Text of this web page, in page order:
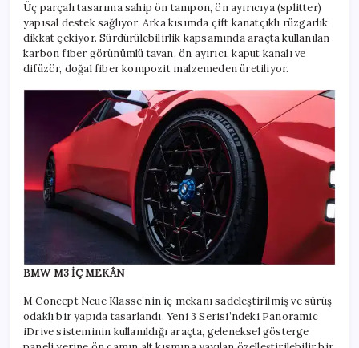
Üç parçalı tasarıma sahip ön tampon, ön ayırıcıya (splitter)
yapısal destek sağlıyor. Arka kısımda çift kanatçıklı rüzgarlık
dikkat çekiyor. Sürdürülebilirlik kapsamında araçta kullanılan
karbon fiber görünümlü tavan, ön ayırıcı, kaput kanalı ve
difüzör, doğal fiber kompozit malzemeden üretiliyor.
BMW M3 İÇ MEKÂN
M Concept Neue Klasse’nin iç mekanı sadeleştirilmiş ve sürüş
odaklı bir yapıda tasarlandı. Yeni 3 Serisi’ndeki Panoramic
iDrive sisteminin kullanıldığı araçta, geleneksel gösterge